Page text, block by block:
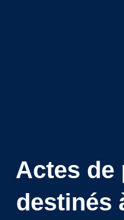
Actes de
destinés